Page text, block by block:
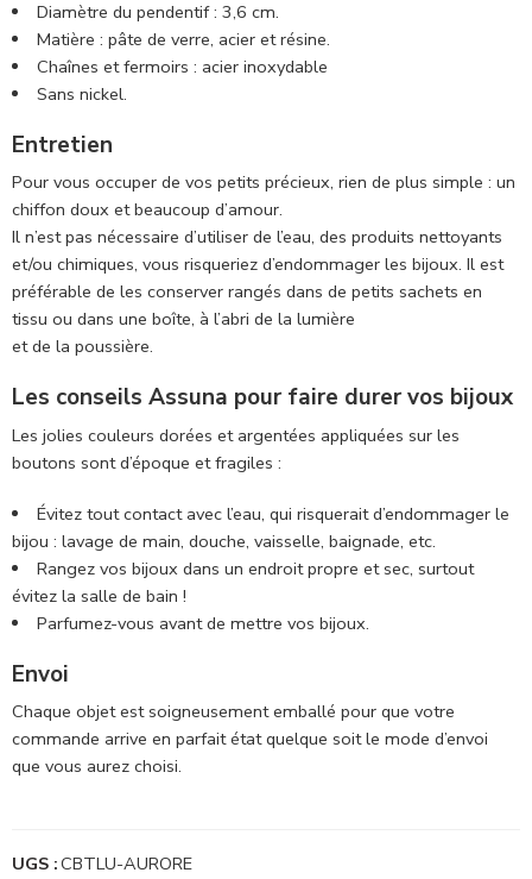
Diamètre du pendentif : 3,6 cm.
Matière : pâte de verre, acier et résine.
Chaînes et fermoirs : acier inoxydable
Sans nickel.
Entretien
Pour vous occuper de vos petits précieux, rien de plus simple : un
chiffon doux et beaucoup d’amour.
Il n’est pas nécessaire d’utiliser de l’eau, des produits nettoyants
et/ou chimiques, vous risqueriez d’endommager les bijoux. Il est
préférable de les conserver rangés dans de petits sachets en
tissu ou dans une boîte, à l’abri de la lumière
et de la poussière.
Les conseils Assuna pour faire durer vos bijoux
Les jolies couleurs dorées et argentées appliquées sur les
boutons sont d’époque et fragiles :
Évitez tout contact avec l’eau, qui risquerait d’endommager le
bijou : lavage de main, douche, vaisselle, baignade, etc.
Rangez vos bijoux dans un endroit propre et sec, surtout
évitez la salle de bain !
Parfumez-vous avant de mettre vos bijoux.
Envoi
Chaque objet est soigneusement emballé pour que votre
commande arrive en parfait état quelque soit le mode d’envoi
que vous aurez choisi.
UGS :CBTLU-AURORE